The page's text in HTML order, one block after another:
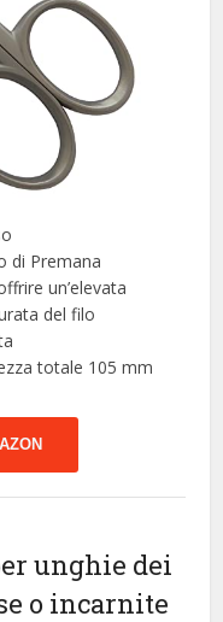
di Premana
un’elevata
del filo
totale 105 mm
unghie dei
o incarnite